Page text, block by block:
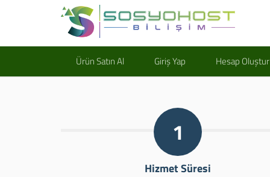
Ürün Satın Al Giriş Yap Hesap Oluştur
1
Hizmet Süresi